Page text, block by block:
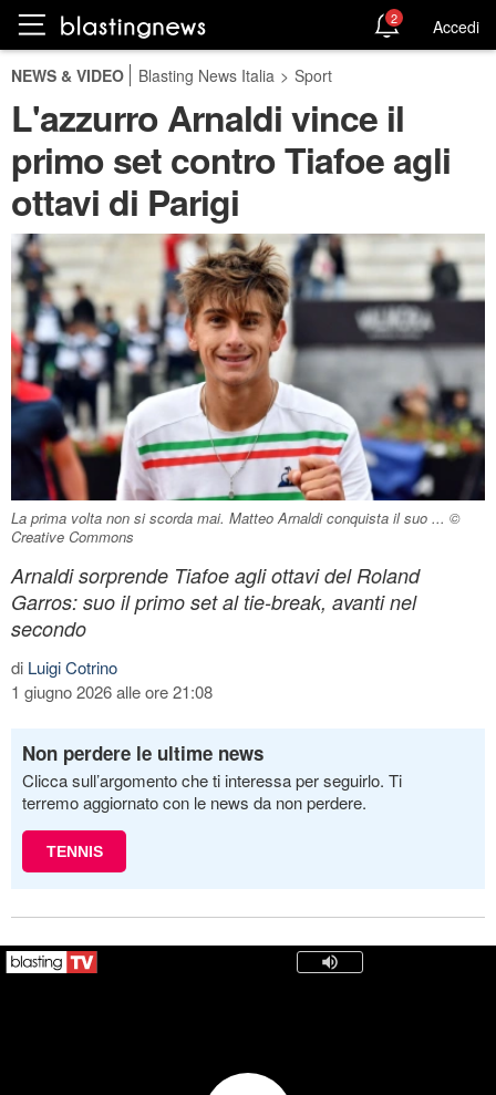
2 Accedi
NEWS & VIDEO Blasting News Italia > Sport
L'azzurro Arnaldi vince il
primo set contro Tiafoe agli
ottavi di Parigi
La prima volta non si scorda mai. Matteo Arnaldi conquista il suo ... ©
Creative Commons
Arnaldi sorprende Tiafoe agli ottavi del Roland
Garros: suo il primo set al tie-break, avanti nel
secondo
di Luigi Cotrino
1 giugno 2026 alle ore 21:08
Non perdere le ultime news
Clicca sull’argomento che ti interessa per seguirlo. Ti
terremo aggiornato con le news da non perdere.
TENNIS